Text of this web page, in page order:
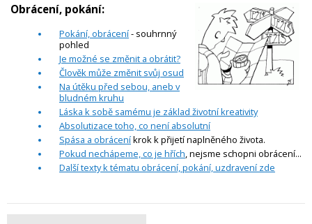
Obrácení, pokání:
Pokání, obrácení- souhrnný
pohled
Je možné se změnit a obrátit?
Člověk může změnit svůj osud
Na útěku před sebou, aneb v
bludném kruhu
Láska k sobě samému je základ životní kreativity
Absolutizace toho, co není absolutní
Spása a obráceníkrok k přijetí naplněného života.
Pokud nechápeme, co je hřích, nejsme schopni obrácení...
Další texty k tématu obrácení, pokání, uzdravení zde